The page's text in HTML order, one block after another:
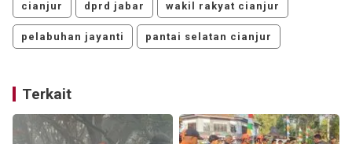
cianjur dprd jabar wakil rakyat cianjur
pelabuhan jayanti pantai selatan cianjur
Terkait